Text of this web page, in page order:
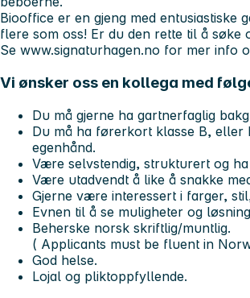
Biooffice er en gjeng med
flere som oss! Er du den rette til å
Se www.signaturhagen.no for mer info
Vi ønsker oss en kollega med
Du må gjerne ha gartnerfaglig
Du må ha førerkort klasse B, eller
egenhånd.
Være selvstendig, strukturert og ha
Være utadvendt å like å snakke
Gjerne være interessert i farger,
Evnen til å se muligheter og
Beherske norsk skriftlig/muntlig.
( Applicants must be fluent in
God helse.
Lojal og pliktoppfyllende.